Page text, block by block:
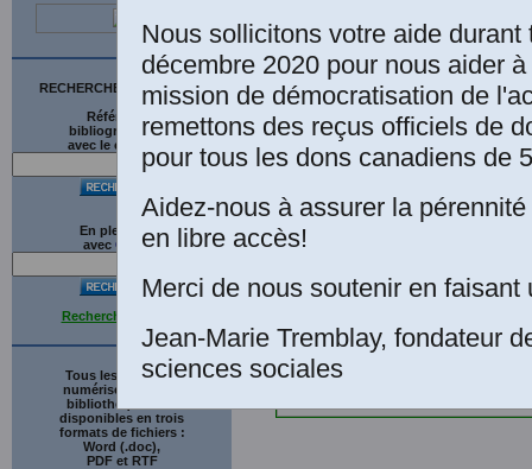
RECHERCHE SUR LE SITE
Références
bibliographiques
avec le catalogue
En plein texte
avec G gle
Recherche avancée
Tous les ouvrages
numérisés de cette
bibliothèque sont
disponibles en trois
formats de fichiers :
Word (.doc),
PDF et RTF
Nous sollicitons votre aide durant
décembre 2020 pour nous aider
mission de démocratisation de
remettons des reçus officiels de
pour tous les dons canadiens de
Aidez-nous à assurer la
en libre accès!
Merci de nous soutenir en faisant
Jean-Marie Tremblay, fondateur
sciences sociales